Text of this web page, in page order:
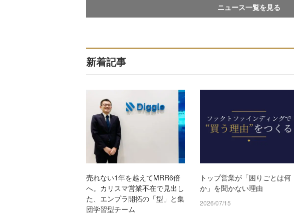
ニュース一覧を見る
新着記事
売れない1年を越えてMRR6倍
へ。カリスマ営業不在で見出し
た、エンプラ開拓の「型」と集
団学習型チーム
トップ営業が「困りごとは何
か」を聞かない理由
2026/07/15